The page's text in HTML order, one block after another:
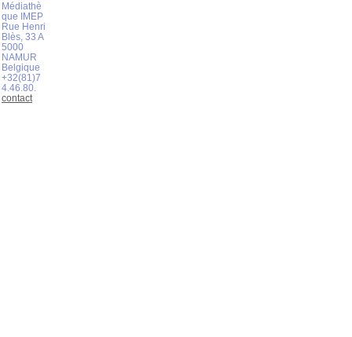
Médiathè
que IMEP
Rue Henri
Blès, 33 A
5000
NAMUR
Belgique
+32(81)7
4.46.80.
contact